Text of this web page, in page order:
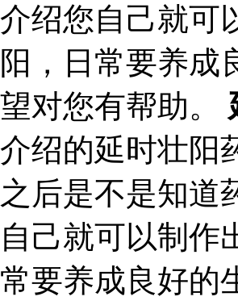
介绍您自己就可
阳，日常要养成
望对您有帮助。
介绍的延时壮阳
之后是不是知道
自己就可以制作
常要养成良好的